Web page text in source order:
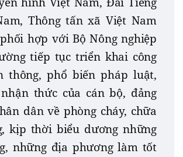
Thông tấn xã Việt Nam
hợp với Bộ Nông nghiệp
tiếp tục triển khai công
thông, phổ biến pháp luật,
thức của cán bộ, đảng
dân về phòng cháy, chữa
kịp thời biểu dương những
những địa phương làm tốt